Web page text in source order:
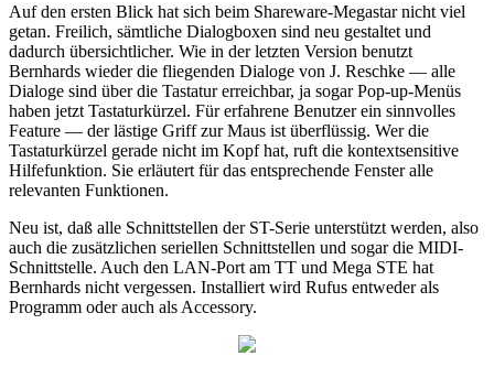
Auf den ersten Blick hat sich beim Shareware-Megastar nicht viel
getan. Freilich, sämtliche Dialogboxen sind neu gestaltet und
dadurch übersichtlicher. Wie in der letzten Version benutzt
Bernhards wieder die fliegenden Dialoge von J. Reschke — alle
Dialoge sind über die Tastatur erreichbar, ja sogar Pop-up-Menüs
haben jetzt Tastaturkürzel. Für erfahrene Benutzer ein sinnvolles
Feature — der lästige Griff zur Maus ist überflüssig. Wer die
Tastaturkürzel gerade nicht im Kopf hat, ruft die kontextsensitive
Hilfefunktion. Sie erläutert für das entsprechende Fenster alle
relevanten Funktionen.
Neu ist, daß alle Schnittstellen der ST-Serie unterstützt werden, also
auch die zusätzlichen seriellen Schnittstellen und sogar die MIDI-
Schnittstelle. Auch den LAN-Port am TT und Mega STE hat
Bernhards nicht vergessen. Installiert wird Rufus entweder als
Programm oder auch als Accessory.